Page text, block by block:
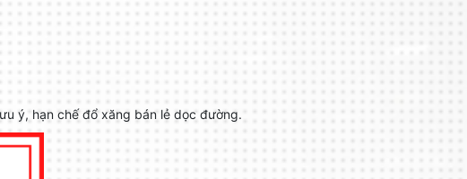
ý, hạn chế đổ xăng bán lẻ dọc đường.